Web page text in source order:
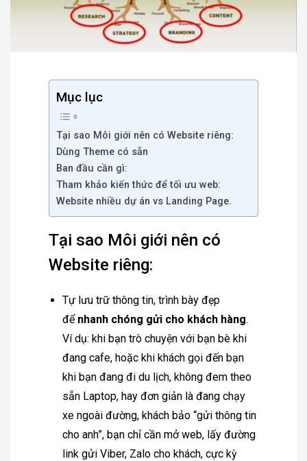
Mục lục
Tại sao Môi giới nên có Website riêng:
Dùng Theme có sẵn
Ban đầu cần gì:
Tham khảo kiến thức để tối ưu web:
Website nhiều dự án vs Landing Page.
Tại sao Môi giới nên có
Website riêng:
Tự lưu trữ thông tin, trình bày đẹp
để nhanh chóng gửi cho khách hàng.
Ví dụ: khi bạn trò chuyện với bạn bè khi
đang cafe, hoặc khi khách gọi đến bạn
khi bạn đang đi du lịch, không đem theo
sẵn Laptop, hay đơn giản là đang chạy
xe ngoài đường, khách bảo “gửi thông tin
cho anh”, bạn chỉ cần mở web, lấy đường
link gửi Viber, Zalo cho khách, cực kỳ